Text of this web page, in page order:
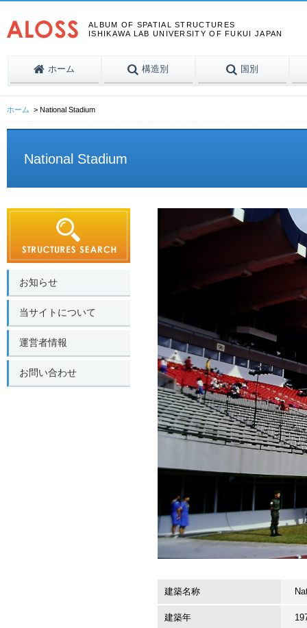
ALBUM OF SPATIAL STRUCTURES
ISHIKAWA LAB UNIVERSITY OF FUKUI JAPAN
ホーム 構造別 国別
ホーム National Stadium
National Stadium
建築名称
建築年
お知らせ
当サイトについて
運営者情報
お問い合わせ